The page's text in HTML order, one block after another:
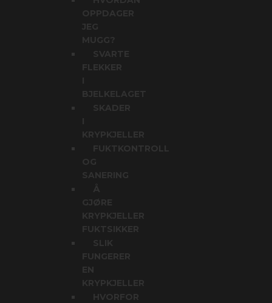
OPPDAGER
JEG
MUGG?
SVARTE
FLEKKER
BJELKELAGET
SKADER
KRYPKJELLER
FUKTKONTROLL
SANERING
Å
GJØRE
KRYPKJELLER
FUKTSIKKER
SLIK
FUNGERER
KRYPKJELLER
HVORFOR